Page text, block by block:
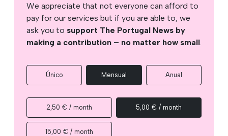
We appreciate that not everyone can afford to
pay for our services but if you are able to, we
ask you to support The Portugal News by
making a contribution – no matter how small.
Único Mensual Anual
2,50 € / month 5,00 € / month
15,00 € / month